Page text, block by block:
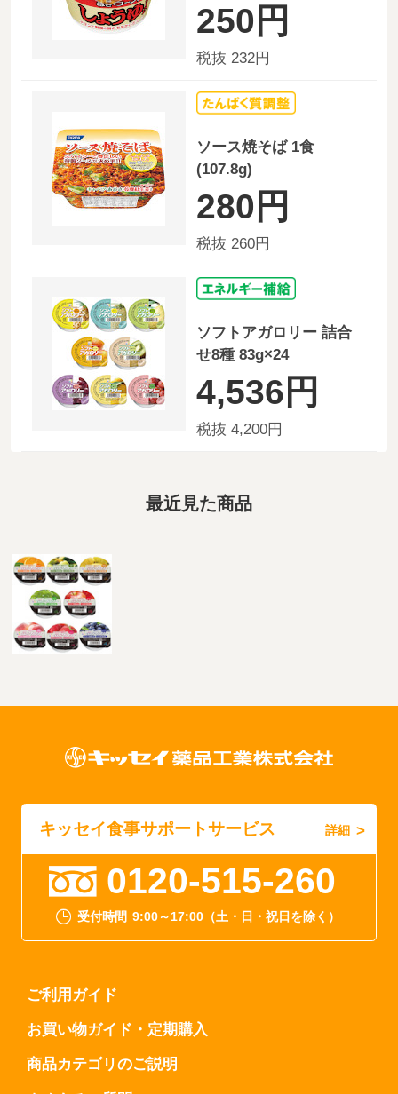
250円
税抜 232円
ソース焼そば 1食
(107.8g)
280円
税抜 260円
ソフトアガロリー 詰合
せ8種 83g×24
4,536円
税抜 4,200円
最近見た商品
キッセイ食事サポートサービス 詳細
0120-515-260
受付時間 9:00～17:00（土・日・祝日を除く）
ご利用ガイド
お買い物ガイド・定期購入
商品カテゴリのご説明